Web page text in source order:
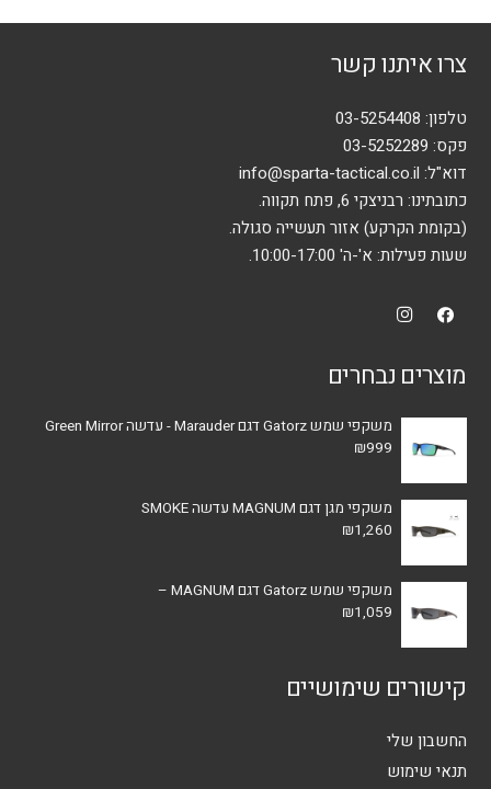
צרו איתנו קשר
טלפון: 03-5254408
פקס: 03-5252289
דוא"ל: info@sparta-tactical.co.il
כתובתינו: רבניצקי 6, פתח תקווה.
(בקומת הקרקע) אזור תעשייה סגולה.
שעות פעילות: א'-ה' 10:00-17:00.
מוצרים נבחרים
משקפי שמש Gatorz דגם Marauder - עדשה Green Mirror
₪999
משקפי מגן דגם MAGNUM עדשה SMOKE
₪1,260
משקפי שמש Gatorz דגם MAGNUM –
₪1,059
קישורים שימושיים
החשבון שלי
תנאי שימוש